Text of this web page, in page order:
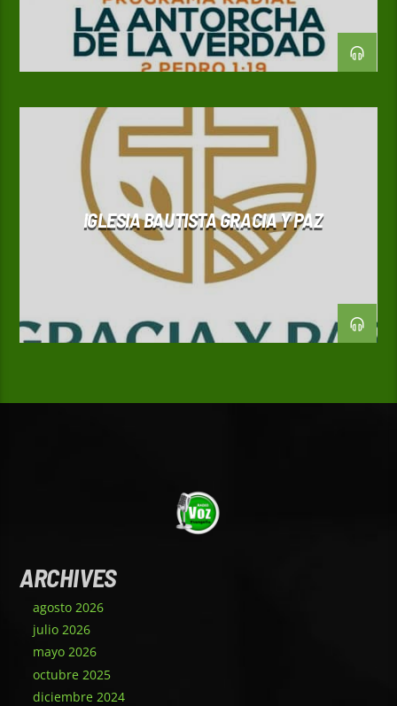
IGLESIA BAUTISTA GRACIA Y PAZ
ARCHIVES
agosto 2026
julio 2026
mayo 2026
octubre 2025
diciembre 2024